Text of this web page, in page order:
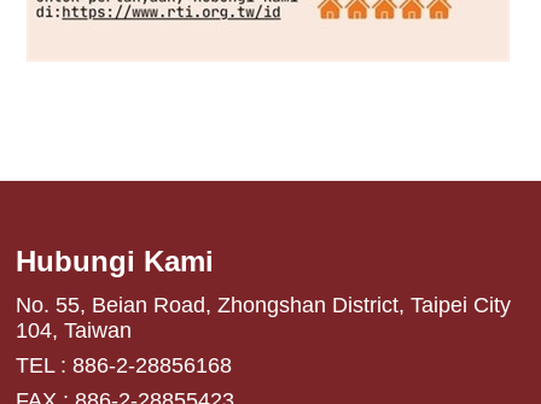
Hubungi Kami
No. 55, Beian Road, Zhongshan District, Taipei City
104, Taiwan
TEL : 886-2-28856168